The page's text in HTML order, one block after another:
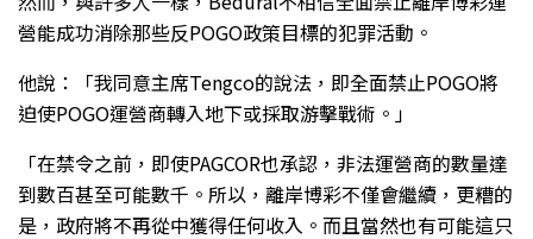
營能成功消除那些反POGO政策目標的犯罪活動。
他說：「我同意主席Tengco的說法，即全面禁止POGO將
迫使POGO運營商轉入地下或採取游擊戰術。」
「在禁令之前，即使PAGCOR也承認，非法運營商的數量達
到數百甚至可能數千。所以，離岸博彩不僅會繼續，更糟的
是，政府將不再從中獲得任何收入。而且當然也有可能這只